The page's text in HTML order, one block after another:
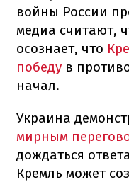
войны России
медиа считают,
осознает, что
победу в
начал.
Украина
мирным
дождаться
Кремль может